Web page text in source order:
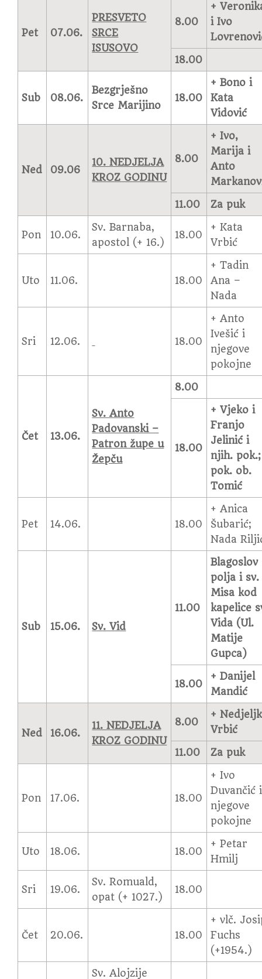
Pet 07.06.
PRESVETO
SRCE
ISUSOVO
8.00
+
i Ivo
18.00
Sub 08.06.
Bezgrješno
Srce Marijino
18.00
+ Bono i
Kata
Vidović
Ned 09.06
10. NEDJELJA
KROZ GODINU
8.00
+ Ivo,
Marija i
Anto
11.00
Za puk
Pon 10.06.
Sv. Barnaba,
apostol (+ 16.)
18.00
+ Kata
Vrbić
Uto 11.06. 18.00
+ Tadin
Ana –
Nada
Sri 12.06. 18.00
+ Anto
Ivešić i
njegove
pokojne
Čet 13.06.
Sv. Anto
Padovanski –
Patron župe u
Žepču
8.00
18.00
+ Vjeko i
Franjo
Jelinić i
njih. pok.;
pok. ob.
Tomić
Pet 14.06. 18.00
+ Anica
Šubarić;
Nada
Sub 15.06. Sv. Vid
11.00
Blagoslov
polja i sv.
Misa kod
kapelice
Vida (Ul.
Matije
Gupca)
18.00
+ Danijel
Mandić
Ned 16.06.
11. NEDJELJA
KROZ GODINU
8.00
+
Vrbić
11.00
Za puk
Pon 17.06. 18.00
+ Ivo
Duvančić i
njegove
pokojne
Uto 18.06. 18.00
+ Petar
Hmilj
Sri 19.06.
Sv. Romuald,
opat (+ 1027.)
18.00
Čet 20.06. 18.00
+ vlč.
Fuchs
(+1954.)
Sv. Alojzije